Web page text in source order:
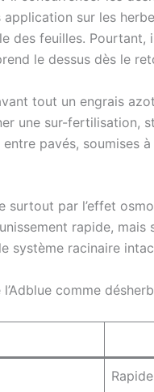
sur les
feuilles. Pourtant,
le dessus dès le
tout un engrais
une sur-fertilisation,
pavés, soumises
surtout par l’effet
rapide, mais
système racinaire
comme